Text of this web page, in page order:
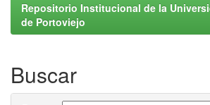
Repositorio Institucional de la
de Portoviejo
Buscar